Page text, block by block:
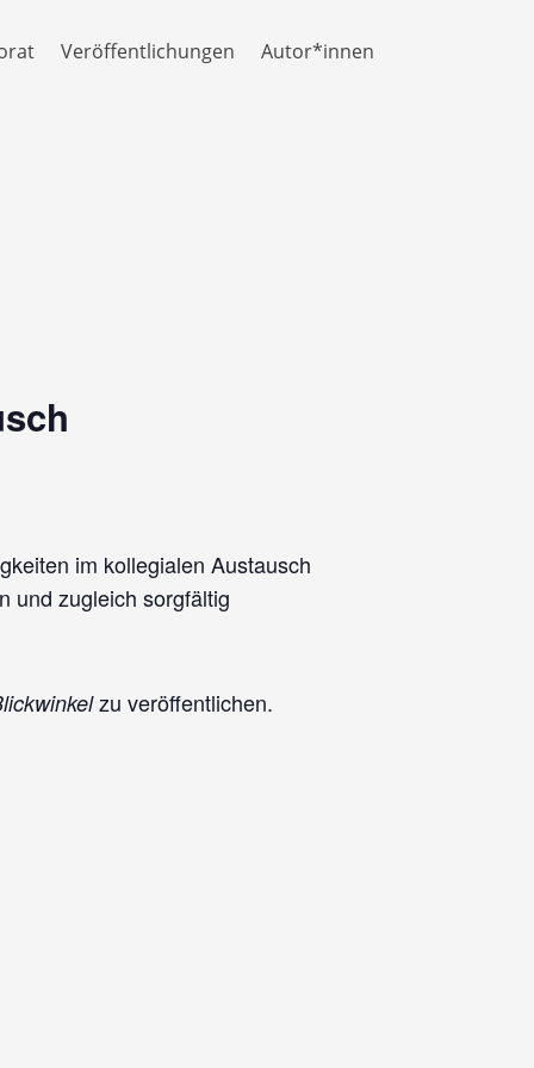
Veröffentlichungen Autor*innen
im kollegialen Austausch
und zugleich sorgfältig
zu veröffentlichen.